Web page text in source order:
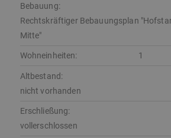
Bebauung:
Rechtskräftiger Bebauungsplan
Mitte"
Wohneinheiten: 1
Altbestand:
nicht vorhanden
Erschließung:
vollerschlossen